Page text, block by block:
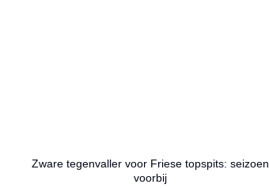
Zware tegenvaller voor Friese topspits: seizoen
voorbij